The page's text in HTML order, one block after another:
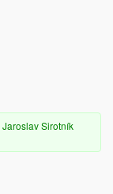
Jaroslav Sirotník